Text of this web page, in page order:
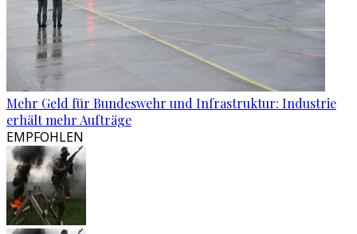
Mehr Geld für Bundeswehr und Infrastruktur: Industrie
erhält mehr Aufträge
EMPFOHLEN